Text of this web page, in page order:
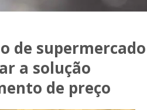
de supermercado
a solução
de preço